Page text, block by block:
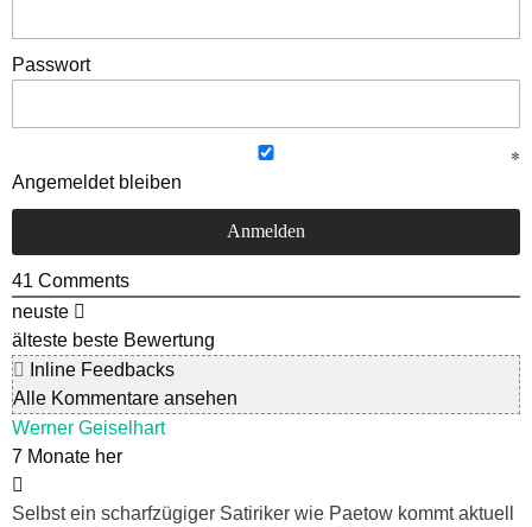
Passwort
Angemeldet bleiben
41 Comments
neuste
älteste beste Bewertung
Inline Feedbacks
Alle Kommentare ansehen
Werner Geiselhart
7 Monate her
Selbst ein scharfzügiger Satiriker wie Paetow kommt aktuell